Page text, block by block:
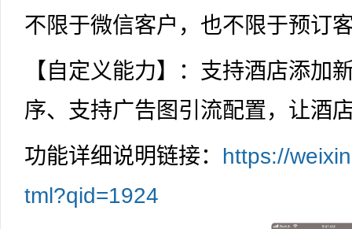
不限于微信客户，也不限于预订
【自定义能力】：支持酒店添加
序、支持广告图引流配置，让酒
功能详细说明链接： https://
tml?qid=1924